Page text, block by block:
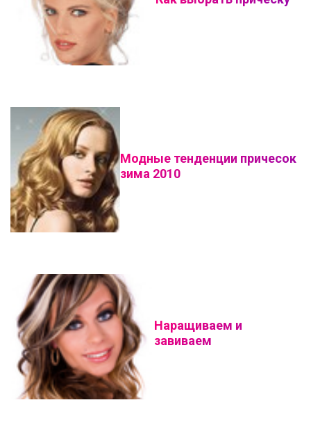
Модные тенденции причесок
зима 2010
Наращиваем и
завиваем